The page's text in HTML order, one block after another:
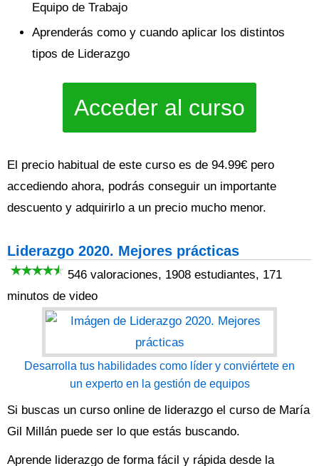
Equipo de Trabajo
Aprenderás como y cuando aplicar los distintos
tipos de Liderazgo
Acceder al curso
El precio habitual de este curso es de 94.99€ pero
accediendo ahora, podrás conseguir un importante
descuento y adquirirlo a un precio mucho menor.
Liderazgo 2020. Mejores prácticas
546 valoraciones, 1908 estudiantes, 171
minutos de video
Desarrolla tus habilidades como líder y conviértete en
un experto en la gestión de equipos
Si buscas un curso online de liderazgo el curso de María
Gil Millán puede ser lo que estás buscando.
Aprende liderazgo de forma fácil y rápida desde la